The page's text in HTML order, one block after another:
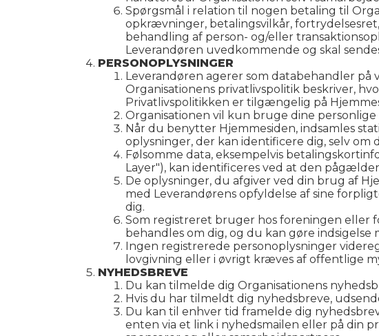
Spørgsmål i relation til nogen betaling til
opkrævninger, betalingsvilkår,
behandling af person- og/eller
Leverandøren uvedkommende og skal
PERSONOPLYSNINGER
Leverandøren agerer som databehandler på
Organisationens privatlivspolitik beskriver,
Privatlivspolitikken er tilgængelig på
Organisationen vil kun bruge dine
Når du benytter Hjemmesiden, indsamles
oplysninger, der kan identificere dig, selv om
Følsomme data, eksempelvis
Layer"), kan identificeres ved at den
De oplysninger, du afgiver ved din brug af
med Leverandørens opfyldelse af sine
dig.
Som registreret bruger hos foreningen eller
behandles om dig, og du kan gøre
Ingen registrerede personoplysninger
lovgivning eller i øvrigt kræves af offentlige
NYHEDSBREVE
Du kan tilmelde dig Organisationens
Hvis du har tilmeldt dig nyhedsbreve,
Du kan til enhver tid framelde dig
enten via et link i nyhedsmailen eller på din